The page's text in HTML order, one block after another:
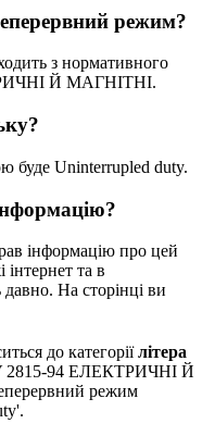
режим?
з нормативного
Й МАГНІТНІ.
буде Uninterrupled duty.
інформацію про цей
та в
давно. На сторінці ви
до категоріїлітера
2815-94 ЕЛЕКТРИЧНІ Й
режим